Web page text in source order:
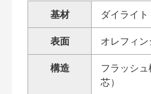
基材 ダイライト
表面 オレフィン
構造
フラッシ
芯）